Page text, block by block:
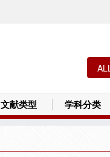
文献类型 学科分类